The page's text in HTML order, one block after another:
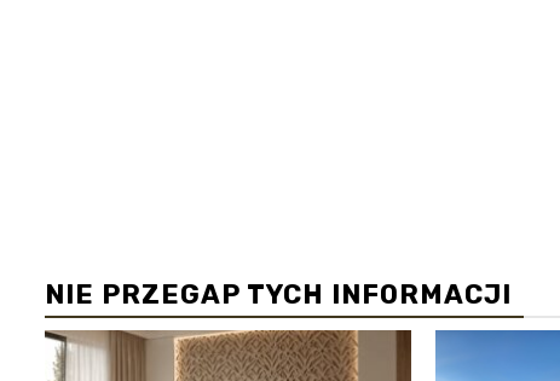
NIE PRZEGAP TYCH INFORMACJI